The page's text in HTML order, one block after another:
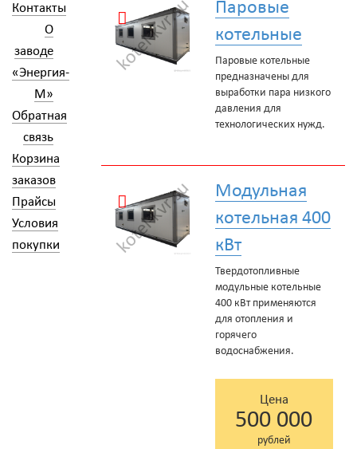
Контакты
О
заводе
«Энергия-
М»
Обратная
связь
Корзина
заказов
Прайсы
Условия
покупки
Паровые
котельные
Паровые котельные
предназначены для
выработки пара низкого
давления для
технологических нужд.
Модульная
котельная 400
кВт
Твердотопливные
модульные котельные
400 кВт применяются
для отопления и
горячего
водоснабжения.
Цена
500 000
рублей